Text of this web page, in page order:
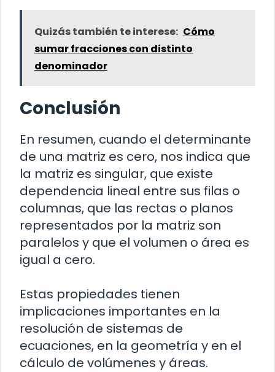
Quizás también te interese: Cómo
sumar fracciones con distinto
denominador
Conclusión
En resumen, cuando el determinante
de una matriz es cero, nos indica que
la matriz es singular, que existe
dependencia lineal entre sus filas o
columnas, que las rectas o planos
representados por la matriz son
paralelos y que el volumen o área es
igual a cero.
Estas propiedades tienen
implicaciones importantes en la
resolución de sistemas de
ecuaciones, en la geometría y en el
cálculo de volúmenes y áreas.